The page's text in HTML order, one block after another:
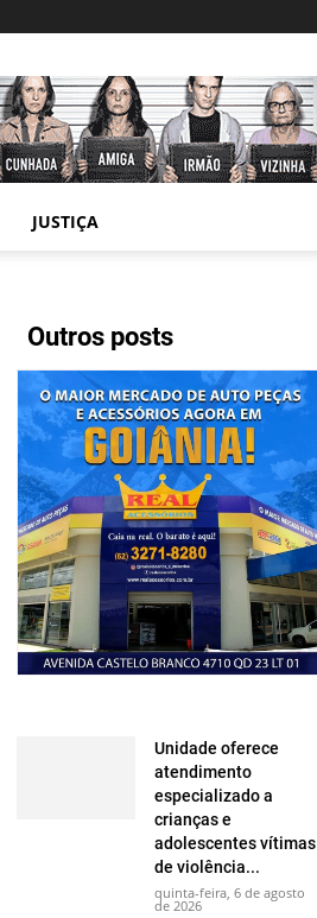
JUSTIÇA
Outros posts
Unidade oferece
atendimento
especializado a
crianças e
adolescentes vítimas
de violência...
quinta-feira, 6 de agosto
de 2026